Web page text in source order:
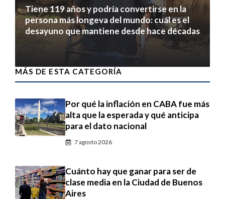
Tiene 119 años y podría convertirse en la
persona más longeva del mundo: cuál es el
desayuno que mantiene desde hace décadas
MÁS DE ESTA CATEGORÍA
Por qué la inflación en CABA fue más
alta que la esperada y qué anticipa
para el dato nacional
7 agosto 2026
Cuánto hay que ganar para ser de
clase media en la Ciudad de Buenos
Aires